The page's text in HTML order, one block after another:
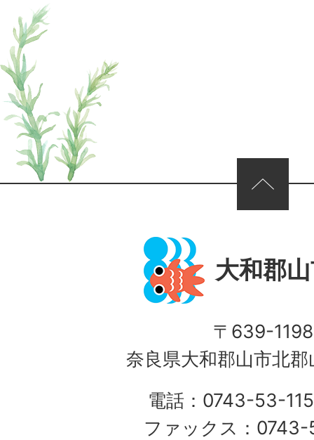
ページの先頭へ
大和郡
〒639-1198
奈良県大和郡山市北
電話：0743-53-
ファックス：